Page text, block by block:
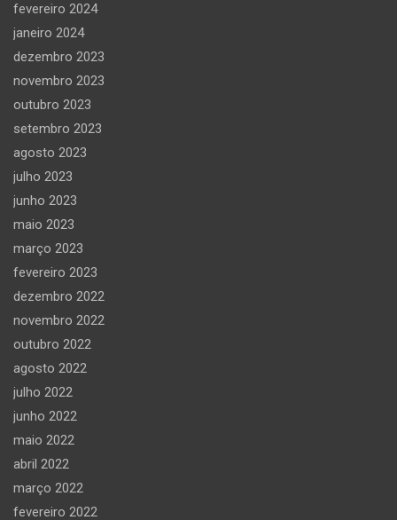
fevereiro 2024
janeiro 2024
dezembro 2023
novembro 2023
outubro 2023
setembro 2023
agosto 2023
julho 2023
junho 2023
maio 2023
março 2023
fevereiro 2023
dezembro 2022
novembro 2022
outubro 2022
agosto 2022
julho 2022
junho 2022
maio 2022
abril 2022
março 2022
fevereiro 2022